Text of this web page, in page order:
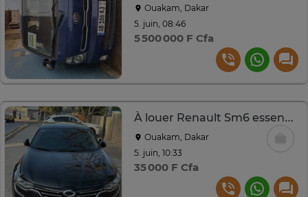
Ouakam, Dakar
5. juin, 08:46
5 500 000 F Cfa
À louer Renault Sm6 essence 2.0
Ouakam, Dakar
5. juin, 10:33
35 000 F Cfa